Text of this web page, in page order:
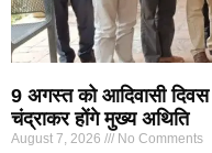
9 अगस्त को आदिवासी दिवस
चंद्राकर होंगे मुख्य अथिति
August 7, 2026 No Comments